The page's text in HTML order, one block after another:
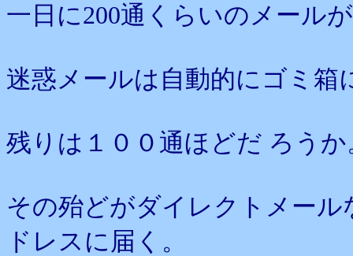
一日に200通くらいのメール
迷惑メールは自動的にゴミ
残りは１００通ほどだ ろうか
その殆どがダイレクトメー
ドレスに届く。